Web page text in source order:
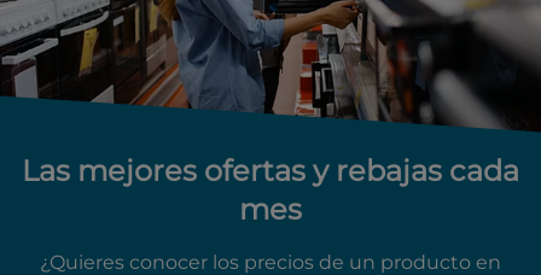
Las mejores ofertas y rebajas cada
mes
¿Quieres conocer los precios de un producto en